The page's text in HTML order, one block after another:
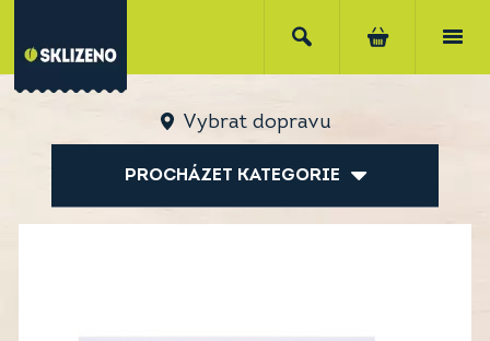
Vybrat dopravu
PROCHÁZET KATEGORIE